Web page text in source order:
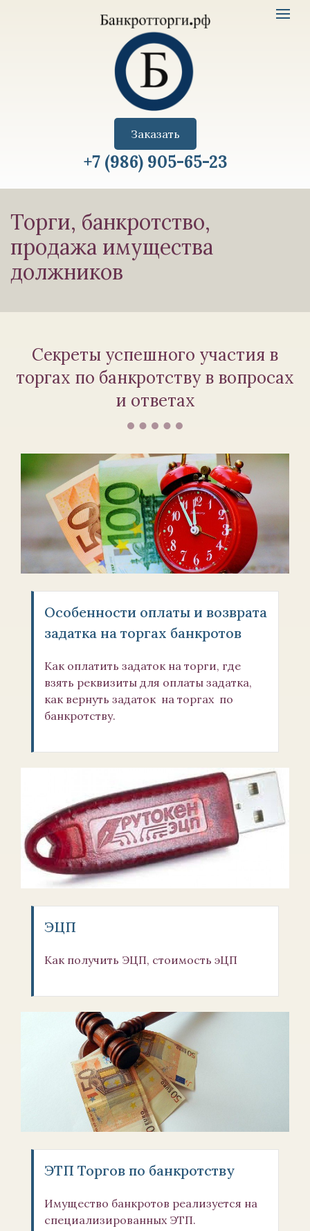
Имущество
с
торгов
logo
Заказать
+7 (986) 905-65-23
Toggle
Торги, банкротство,
продажа имущества
должников
Секреты успешного участия в
торгах по банкротству в вопросах
и ответах
Особенности оплаты и возврата
задатка на торгах банкротов
Как оплатить задаток на торги, где
взять реквизиты для оплаты задатка,
как вернуть задаток на торгах по
банкротству.
ЭЦП
Как получить ЭЦП, стоимость эЦП
ЭТП Торгов по банкротству
Имущество банкротов реализуется на
специализированных ЭТП.